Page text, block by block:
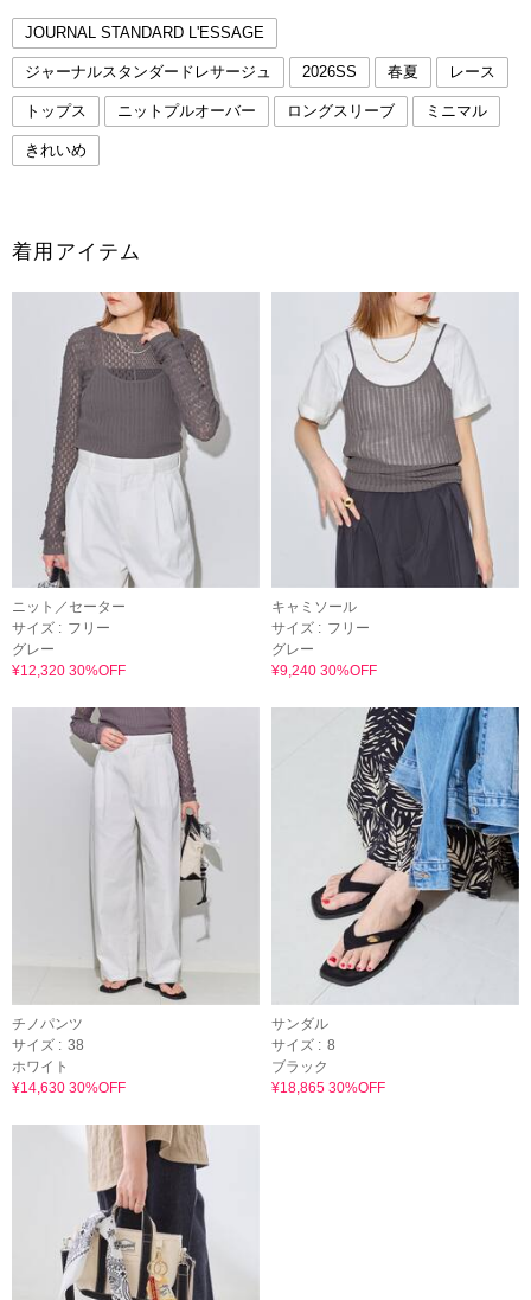
JOURNAL STANDARD L'ESSAGE
ジャーナルスタンダードレサージュ 2026SS 春夏 レース
トップス ニットプルオーバー ロングスリーブ ミニマル
きれいめ
着用アイテム
ニット／セーター
サイズ : フリー
グレー
¥12,320 30%OFF
キャミソール
サイズ : フリー
グレー
¥9,240 30%OFF
チノパンツ
サイズ : 38
ホワイト
¥14,630 30%OFF
サンダル
サイズ : 8
ブラック
¥18,865 30%OFF